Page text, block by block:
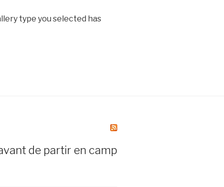
type you selected has
de partir en camp